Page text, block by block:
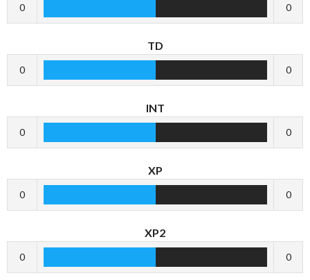
0 0
TD
0 0
INT
0 0
XP
0 0
XP2
0 0